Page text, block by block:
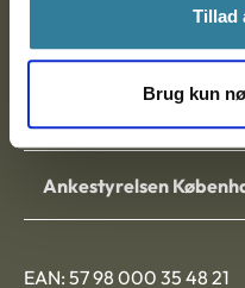
Tillad
Brug kun
Ankestyrelsen
EAN: 57 98 000 35 48 21